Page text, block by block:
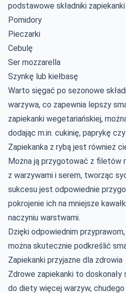
podstawowe składniki
Pomidory
Pieczarki
Cebulę
Ser mozzarella
Szynkę lub kiełbasę
Warto sięgać po sezonowe
warzywa, co zapewnia lepszy
zapiekanki wegetariańskiej,
dodając m.in. cukinię, paprykę czy
Zapiekanka z rybą jest również
Można ją przygotować z filetów
z warzywami i serem, tworząc
sukcesu jest odpowiednie
pokrojenie ich na mniejsze
naczyniu warstwami.
Dzięki odpowiednim przyprawom,
można skutecznie podkreślić
Zapiekanki przyjazne dla zdrowia
Zdrowe zapiekanki to
do diety więcej warzyw, chudego